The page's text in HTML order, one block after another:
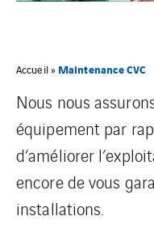
Accueil» Maintenance CVC
Nous nous
équipement par
d’améliorer
encore de vous
installations.